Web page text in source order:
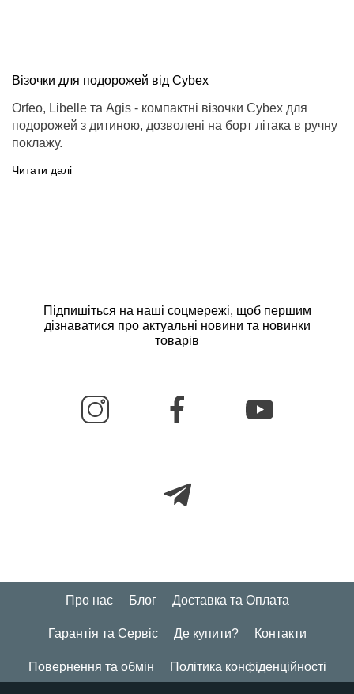
Візочки для подорожей від Cybex
Orfeo, Libelle та Agis - компактні візочки Cybex для
подорожей з дитиною, дозволені на борт літака в ручну
поклажу.
Читати далі
Підпишіться на наші соцмережі, щоб першим
дізнаватися про актуальні новини та новинки
товарів
Про нас Блог Доставка та Оплата
Гарантія та Сервіс Де купити? Контакти
Повернення та обмін Політика конфіденційності